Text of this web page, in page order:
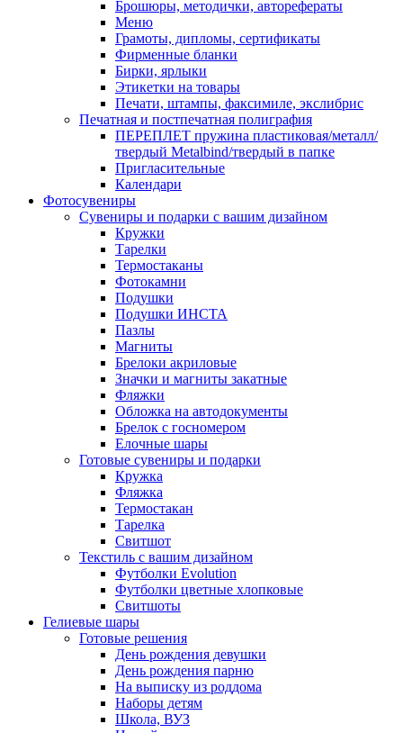
Брошюры, методички, авторефераты
Меню
Грамоты, дипломы, сертификаты
Фирменные бланки
Бирки, ярлыки
Этикетки на товары
Печати, штампы, факсимиле, экслибрис
Печатная и постпечатная полиграфия
ПЕРЕПЛЕТ пружина пластиковая/металл/
твердый Metalbind/твердый в папке
Пригласительные
Календари
Фотосувениры
Сувениры и подарки с вашим дизайном
Кружки
Тарелки
Термостаканы
Фотокамни
Подушки
Подушки ИНСТА
Пазлы
Магниты
Брелоки акриловые
Значки и магниты закатные
Фляжки
Обложка на автодокументы
Брелок с госномером
Елочные шары
Готовые сувениры и подарки
Кружка
Фляжка
Термостакан
Тарелка
Свитшот
Текстиль с вашим дизайном
Футболки Evolution
Футболки цветные хлопковые
Свитшоты
Гелиевые шары
Готовые решения
День рождения девушки
День рождения парню
На выписку из роддома
Наборы детям
Школа, ВУЗ